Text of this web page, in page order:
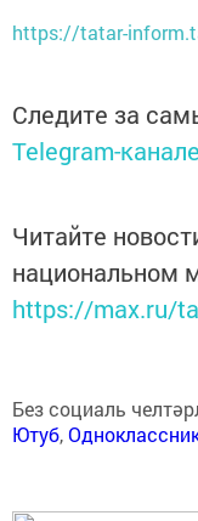
https://tatar-
Следите за
Telegram-канале
Читайте
национальном
https://max.ru/
Без социаль
Ютуб,